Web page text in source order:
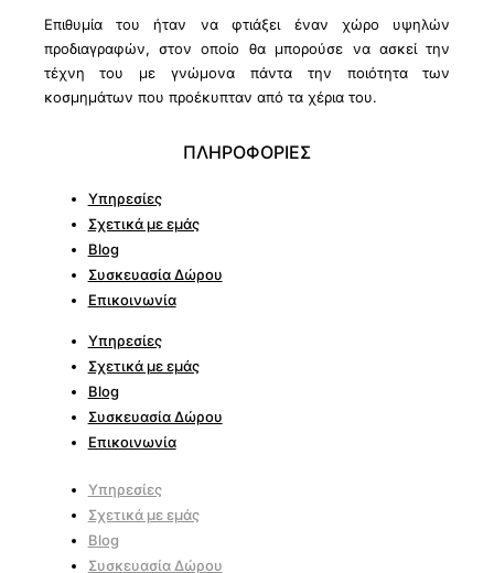
Επιθυμία του ήταν να φτιάξει έναν χώρο υψηλών
προδιαγραφών, στον οποίο θα μπορούσε να ασκεί την
τέχνη του με γνώμονα πάντα την ποιότητα των
κοσμημάτων που προέκυπταν από τα χέρια του.
ΠΛΗΡΟΦΟΡΙΕΣ
Υπηρεσίες
Σχετικά με εμάς
Blog
Συσκευασία Δώρου
Επικοινωνία
Υπηρεσίες
Σχετικά με εμάς
Blog
Συσκευασία Δώρου
Επικοινωνία
Υπηρεσίες
Σχετικά με εμάς
Blog
Συσκευασία Δώρου